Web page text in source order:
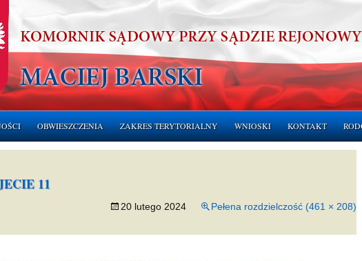
OBWIESZCZENIA
LICYTACJE RUCHOMOŚCI
ZAKRES TERYTORIALNY WNIOSKI KONTAKT
11
20 lutego 2024 Pełena rozdzielczość (461 × 208)